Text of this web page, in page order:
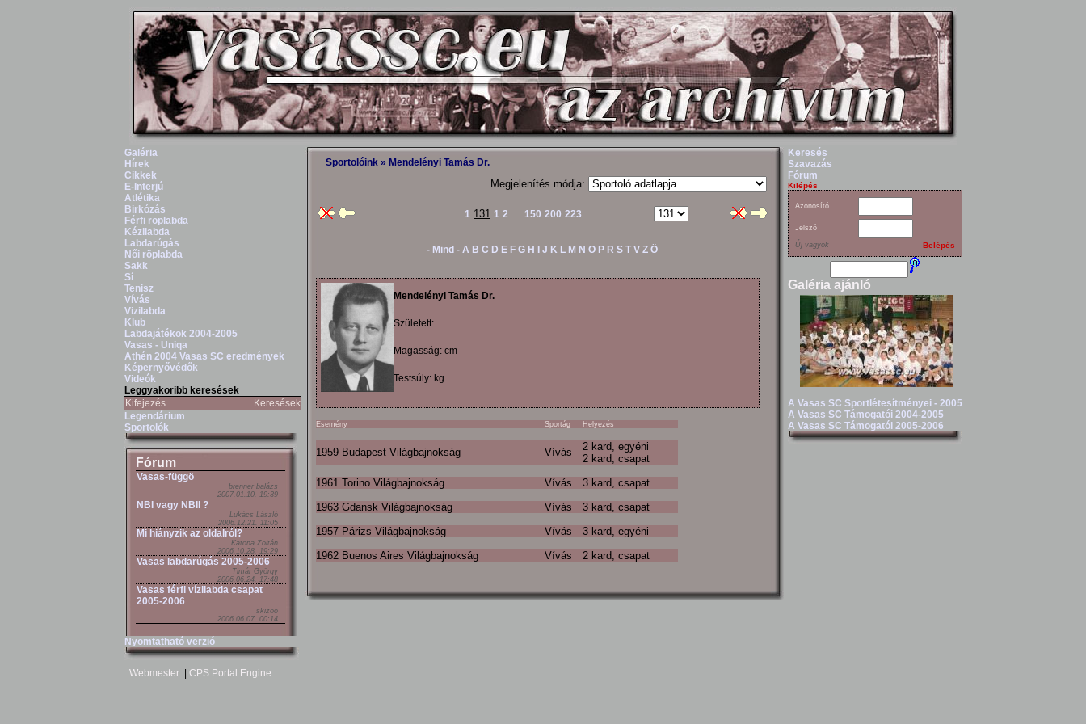
Galéria
Hírek
Cikkek
E-Interjú
Atlétika
Birkózás
Férfi röplabda
Kézilabda
Labdarúgás
Női röplabda
Sakk
Sí
Tenisz
Vívás
Vizilabda
Klub
Labdajátékok 2004-2005
Vasas - Uniqa
Athén 2004 Vasas SC eredmények
Képernyővédők
Videók
Leggyakoribb keresések
Kifejezés
Keresések
Legendárium
Sportolók
Fórum
Vasas-függö
brenner balázs
2007.01.10. 19:39
NBI vagy NBII ?
Lukács László
2006.12.21. 11:05
Mi hiányzik az oldalról?
Katona Zoltán
2006.10.28. 19:29
Vasas labdarúgás 2005-2006
Timár György
2006.06.24. 17:48
Vasas férfi vízilabda csapat
2005-2006
skizoo
2006.06.07. 00:14
Nyomtatható verzió
Sportolóink» Mendelényi Tamás Dr.
Megjelenítés módja:
1 131 1 2 ... 150 200 223
- Mind - A B C D E F G H J K L M N O P R S T V Z Ö
Mendelényi Tamás Dr.
Született:
Magasság: cm
Testsúly: kg
Esemény Sportág Helyezés
1959 Budapest Világbajnokság Vívás
2 kard, egyéni
2 kard, csapat
1961 Torino Világbajnokság
Vívás
3 kard, csapat
1963 Gdansk Világbajnokság
Vívás
3 kard, csapat
1957 Párizs Világbajnokság
Vívás
3 kard, egyéni
1962 Buenos Aires Világbajnokság
Vívás 2 kard, csapat
Keresés
Szavazás
Fórum
Kilépés
Azonosító
Jelszó
Új vagyok Belépés
Galéria ajánló
A Vasas SC Sportlétesítményei - 2005
A Vasas SC Támogatói 2004-2005
A Vasas SC Támogatói 2005-2006
Webmester CPS Portal Engine